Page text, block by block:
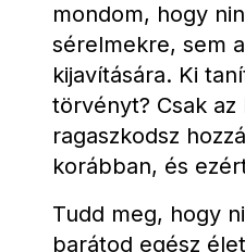
mondom, hogy
sérelmekre, sem
kijavítására. Ki
törvényt? Csak
ragaszkodsz
korábban, és
Tudd meg, hogy
barátod egész